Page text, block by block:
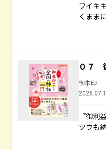
ワイキ
くまま
０７
御朱印
『御利
ツウも